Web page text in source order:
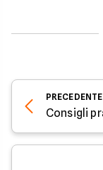
PRECEDENTE